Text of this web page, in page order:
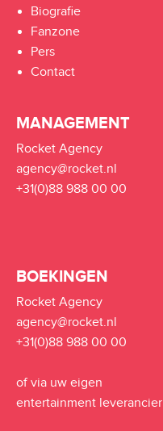
Biografie
Fanzone
Pers
Contact
MANAGEMENT
Rocket Agency
agency@rocket.nl
+31(0)88 988 00 00
BOEKINGEN
Rocket Agency
agency@rocket.nl
+31(0)88 988 00 00
of via uw eigen
entertainment leverancier